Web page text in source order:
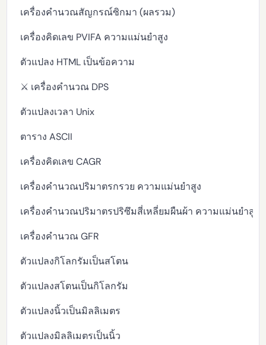
เครื่องคำนวณสัญกรณ์ซิกมา (ผลรวม)
เครื่องคิดเลข PVIFA ความแม่นยำสูง
ตัวแปลง HTML เป็นข้อความ
⚔️ เครื่องคำนวณ DPS
ตัวแปลงเวลา Unix
ตาราง ASCII
เครื่องคิดเลข CAGR
เครื่องคำนวณปริมาตรกรวย ความแม่นยำสูง
เครื่องคำนวณปริมาตรปริซึมสี่เหลี่ยมผืนผ้า ความแม่นยำสูง
เครื่องคำนวณ GFR
ตัวแปลงกิโลกรัมเป็นสโตน
ตัวแปลงสโตนเป็นกิโลกรัม
ตัวแปลงนิ้วเป็นมิลลิเมตร
ตัวแปลงมิลลิเมตรเป็นนิ้ว